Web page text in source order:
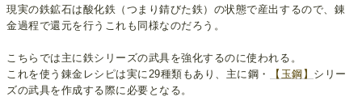
現実の鉄鉱石は酸化鉄（つまり錆びた鉄）の状態で産出するので、錬
金過程で還元を行うこれも同様なのだろう。
こちらでは主に鉄シリーズの武具を強化するのに使われる。
これを使う錬金レシピは実に29種類もあり、主に鋼・
【玉鋼】 シリー
ズの武具を作成する際に必要となる。